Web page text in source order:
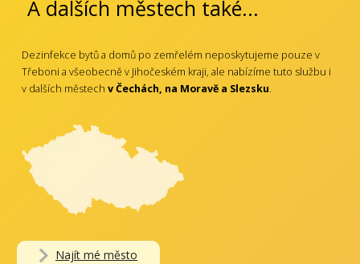
A dalších městech také...
Dezinfekce bytů a domů po zemřelém neposkytujeme pouze v
Třeboni a všeobecně v Jihočeském kraji, ale nabízíme tuto službu i
v dalších městechv Čechách, na Moravě a Slezsku.
Najít mé město